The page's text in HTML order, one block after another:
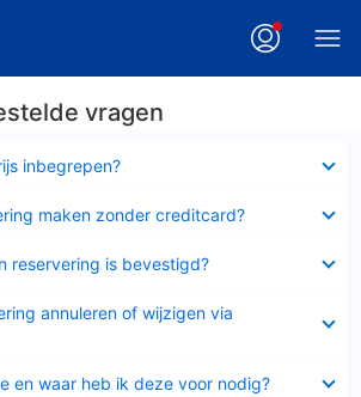
vragen
inbegrepen?
maken zonder creditcard?
reservering is bevestigd?
annuleren of wijzigen via
en waar heb ik deze voor nodig?